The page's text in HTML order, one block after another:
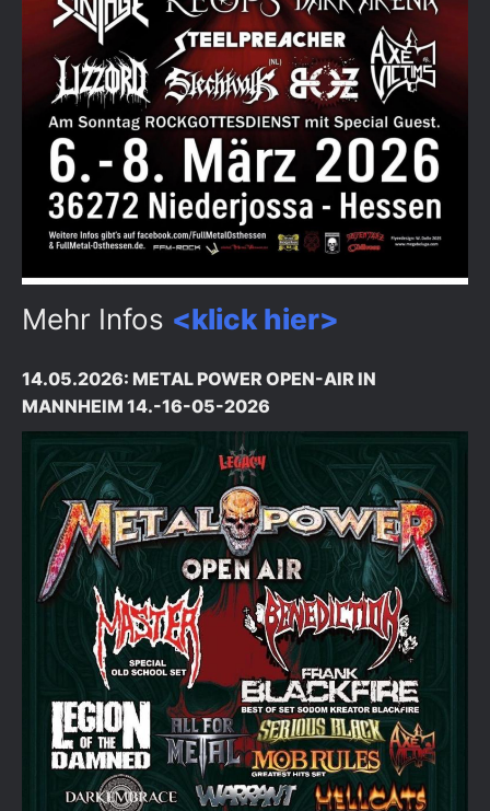
Mehr Infos <klick hier>
14.05.2026: METAL POWER OPEN-AIR IN
MANNHEIM 14.-16-05-2026